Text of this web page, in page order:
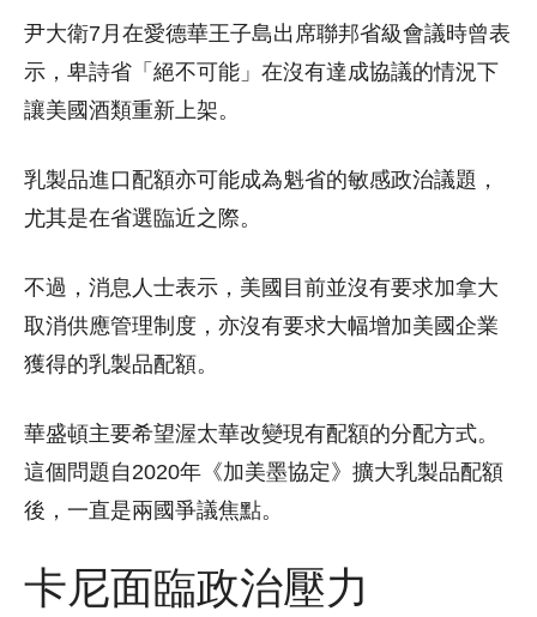
尹大衛7月在愛德華王子島出席聯邦省級會議時曾表
示，卑詩省「絕不可能」在沒有達成協議的情況下
讓美國酒類重新上架。
乳製品進口配額亦可能成為魁省的敏感政治議題，
尤其是在省選臨近之際。
不過，消息人士表示，美國目前並沒有要求加拿大
取消供應管理制度，亦沒有要求大幅增加美國企業
獲得的乳製品配額。
華盛頓主要希望渥太華改變現有配額的分配方式。
這個問題自2020年《加美墨協定》擴大乳製品配額
後，一直是兩國爭議焦點。
卡尼面臨政治壓力